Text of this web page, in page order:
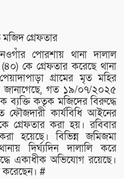
গ্রেফতার
পোরশায় থানা দালাল
কে গ্রেফতার করেছে থানা
গ্রামের মৃত মহির
জানাগেছে, গত ১৯/০৭/২০২৫
ব্যক্তি কতৃক মজিদের বিরুদ্ধে
ফৌজদারী কার্যবিধি আইনের
গ্রেফতার করা হয়। রবিবার
হয়েছে। বিভিন্ন জমিজমা
দির্ঘ্যদিন দালালি করে
একাধীক অভিযোগ রয়েছে।
করেছেন। #